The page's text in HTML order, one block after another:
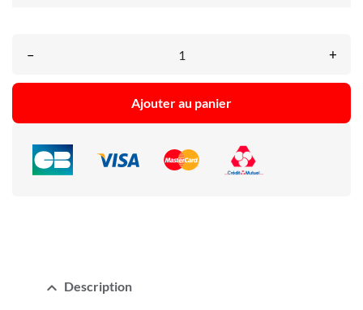
– +
Ajouter au panier
expand_less Description